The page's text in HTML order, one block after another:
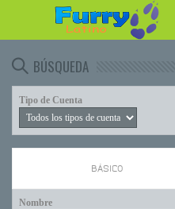
BÚSQUEDA
Tipo de Cuenta
BÁSICO
Nombre